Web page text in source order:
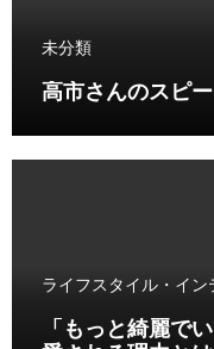
未分類
高市さんのスピ
ライフスタイル・イン
「もっと綺麗で